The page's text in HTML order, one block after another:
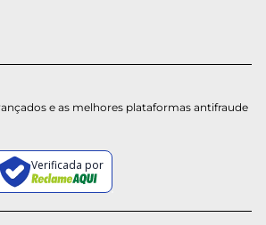
e as melhores plataformas antifraude
Verificada por